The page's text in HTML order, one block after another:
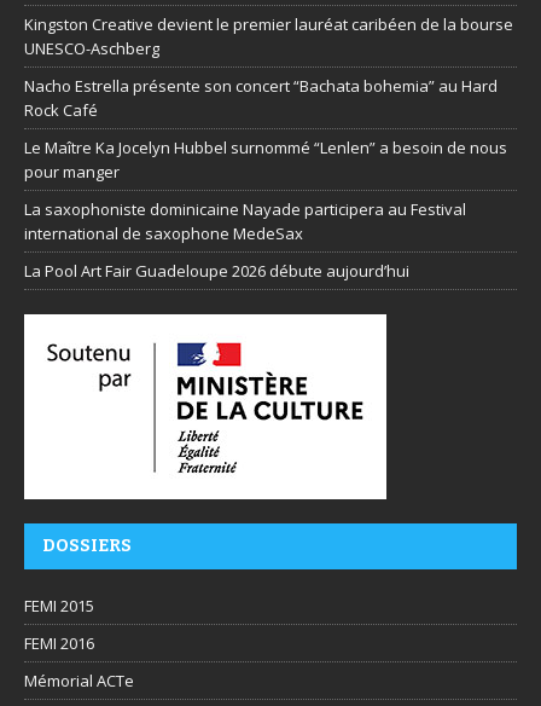
Kingston Creative devient le premier lauréat caribéen de la bourse
UNESCO-Aschberg
Nacho Estrella présente son concert “Bachata bohemia” au Hard
Rock Café
Le Maître Ka Jocelyn Hubbel surnommé “Lenlen” a besoin de nous
pour manger
La saxophoniste dominicaine Nayade participera au Festival
international de saxophone MedeSax
La Pool Art Fair Guadeloupe 2026 débute aujourd’hui
DOSSIERS
FEMI 2015
FEMI 2016
Mémorial ACTe